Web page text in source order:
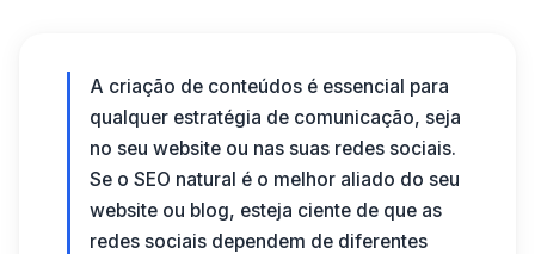
A criação de conteúdos é essencial para
qualquer estratégia de comunicação, seja
no seu website ou nas suas redes sociais.
Se o SEO natural é o melhor aliado do seu
website ou blog, esteja ciente de que as
redes sociais dependem de diferentes